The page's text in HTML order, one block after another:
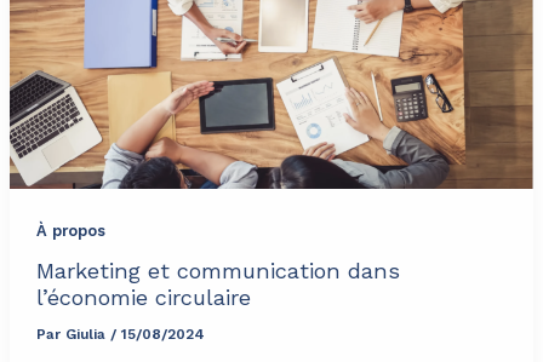
À propos
Marketing et communication dans
l’économie circulaire
Par Giulia / 15/08/2024